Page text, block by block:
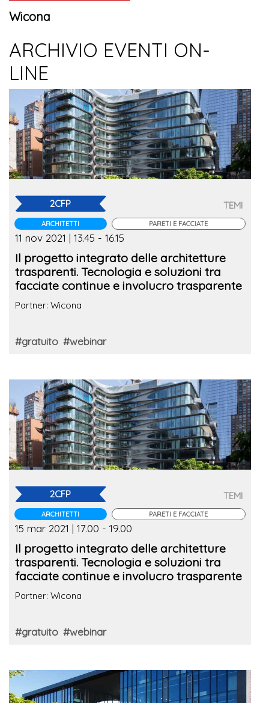
Wicona
ARCHIVIO EVENTI ON-
LINE
2CFP
ARCHITETTI
TEMI
PARETI E FACCIATE
11 nov 2021 | 13.45 - 16.15
Il progetto integrato delle architetture
trasparenti. Tecnologia e soluzioni tra
facciate continue e involucro trasparente
Partner: Wicona
#gratuito #webinar
2CFP
ARCHITETTI
TEMI
PARETI E FACCIATE
15 mar 2021 | 17.00 - 19.00
Il progetto integrato delle architetture
trasparenti. Tecnologia e soluzioni tra
facciate continue e involucro trasparente
Partner: Wicona
#gratuito #webinar